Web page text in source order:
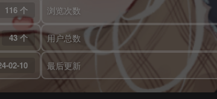
116 个 浏览次数
43 个 用户总数
02-10 最后更新